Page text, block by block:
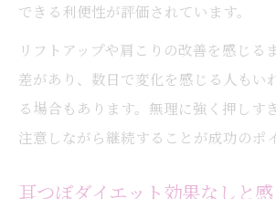
できる利便性が評価されています。
リフトアップや肩こりの改善を感じる
差があり、数日で変化を感じる人もい
る場合もあります。無理に強く押しす
注意しながら継続することが成功のポ
耳つぼダイエット効果なしと